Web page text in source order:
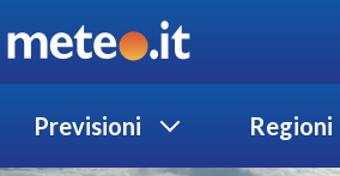
Previsioni Regioni